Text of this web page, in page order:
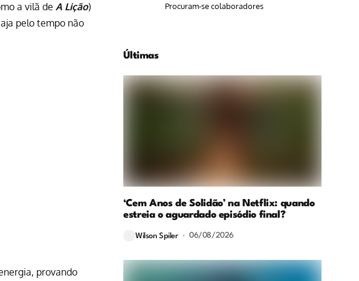
a vilã de A Lição)
pelo tempo não
provando
Procuram-se colaboradores
Últimas
‘Cem Anos de Solidão’ na Netflix: quando
estreia o aguardado episódio final?
Wilson Spiler 06/08/2026